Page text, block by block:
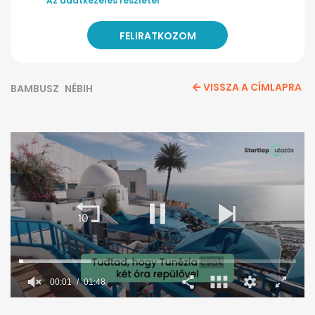
BAMBUSZ NÉBIH VISSZA A CÍMLAPRA
00:02 01:48